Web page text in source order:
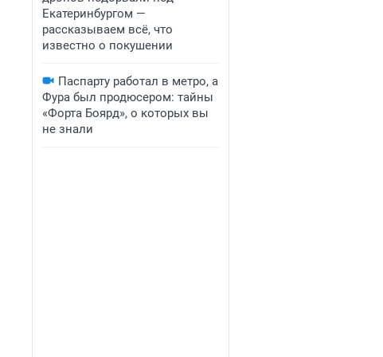
Екатеринбургом —
рассказываем всё, что
известно о покушении
Паспарту работал в метро, а
Фура был продюсером: тайны
«Форта Боярд», о которых вы
не знали